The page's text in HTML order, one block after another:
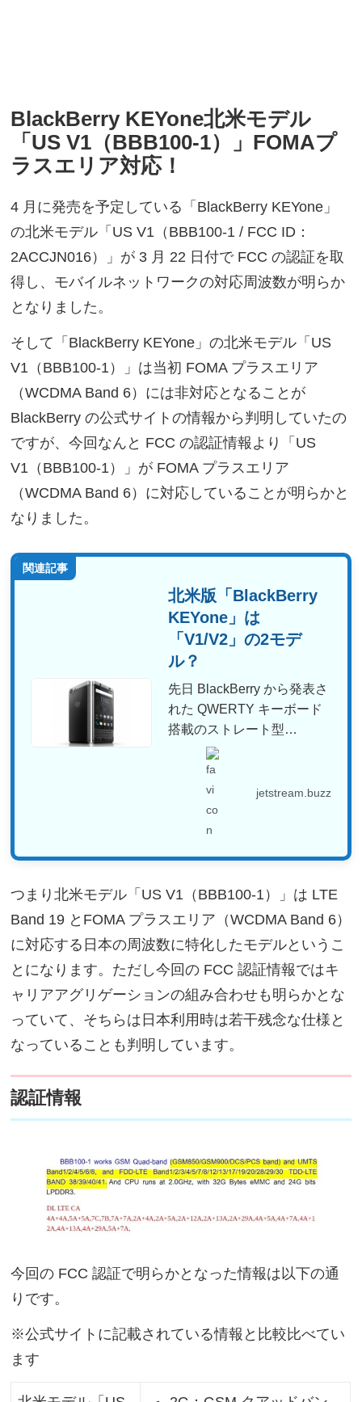
BlackBerry KEYone北米モデル
「US V1（BBB100-1）」FOMAプ
ラスエリア対応！
4 月に発売を予定している「BlackBerry KEYone」
の北米モデル「US V1（BBB100-1 / FCC ID：
2ACCJN016）」が 3 月 22 日付で FCC の認証を取
得し、モバイルネットワークの対応周波数が明らか
となりました。
そして「BlackBerry KEYone」の北米モデル「US
V1（BBB100-1）」は当初 FOMA プラスエリア
（WCDMA Band 6）には非対応となることが
BlackBerry の公式サイトの情報から判明していたの
ですが、今回なんと FCC の認証情報より「US
V1（BBB100-1）」が FOMA プラスエリア
（WCDMA Band 6）に対応していることが明らかと
なりました。
関連記事
北米版「BlackBerry
KEYone」は
「V1/V2」の2モデ
ル？
先日 BlackBerry から発表さ
れた QWERTY キーボード
搭載のストレート型
Androi...
jetstream.buzz
つまり北米モデル「US V1（BBB100-1）」は LTE
Band 19 とFOMA プラスエリア（WCDMA Band 6）
に対応する日本の周波数に特化したモデルというこ
とになります。ただし今回の FCC 認証情報ではキ
ャリアアグリゲーションの組み合わせも明らかとな
っていて、そちらは日本利用時は若干残念な仕様と
なっていることも判明しています。
認証情報
今回の FCC 認証で明らかとなった情報は以下の通
りです。
※公式サイトに記載されている情報と比較比べてい
ます